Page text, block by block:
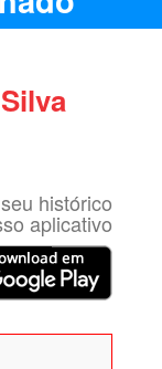
histórico
aplicativo